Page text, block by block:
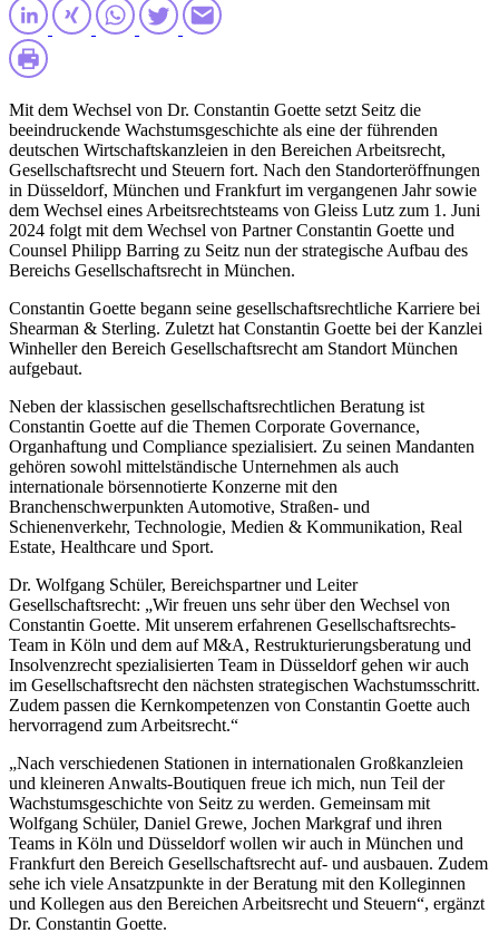
Mit dem Wechsel von Dr. Constantin Goette setzt Seitz die
beeindruckende Wachstumsgeschichte als eine der führenden
deutschen Wirtschaftskanzleien in den Bereichen Arbeitsrecht,
Gesellschaftsrecht und Steuern fort. Nach den Standorteröffnungen
in Düsseldorf, München und Frankfurt im vergangenen Jahr sowie
dem Wechsel eines Arbeitsrechtsteams von Gleiss Lutz zum 1. Juni
2024 folgt mit dem Wechsel von Partner Constantin Goette und
Counsel Philipp Barring zu Seitz nun der strategische Aufbau des
Bereichs Gesellschaftsrecht in München.
Constantin Goette begann seine gesellschaftsrechtliche Karriere bei
Shearman & Sterling. Zuletzt hat Constantin Goette bei der Kanzlei
Winheller den Bereich Gesellschaftsrecht am Standort München
aufgebaut.
Neben der klassischen gesellschaftsrechtlichen Beratung ist
Constantin Goette auf die Themen Corporate Governance,
Organhaftung und Compliance spezialisiert. Zu seinen Mandanten
gehören sowohl mittelständische Unternehmen als auch
internationale börsennotierte Konzerne mit den
Branchenschwerpunkten Automotive, Straßen- und
Schienenverkehr, Technologie, Medien & Kommunikation, Real
Estate, Healthcare und Sport.
Dr. Wolfgang Schüler, Bereichspartner und Leiter
Gesellschaftsrecht: „Wir freuen uns sehr über den Wechsel von
Constantin Goette. Mit unserem erfahrenen Gesellschaftsrechts-
Team in Köln und dem auf M&A, Restrukturierungsberatung und
Insolvenzrecht spezialisierten Team in Düsseldorf gehen wir auch
im Gesellschaftsrecht den nächsten strategischen Wachstumsschritt.
Zudem passen die Kernkompetenzen von Constantin Goette auch
hervorragend zum Arbeitsrecht.“
„Nach verschiedenen Stationen in internationalen Großkanzleien
und kleineren Anwalts-Boutiquen freue ich mich, nun Teil der
Wachstumsgeschichte von Seitz zu werden. Gemeinsam mit
Wolfgang Schüler, Daniel Grewe, Jochen Markgraf und ihren
Teams in Köln und Düsseldorf wollen wir auch in München und
Frankfurt den Bereich Gesellschaftsrecht auf- und ausbauen. Zudem
sehe ich viele Ansatzpunkte in der Beratung mit den Kolleginnen
und Kollegen aus den Bereichen Arbeitsrecht und Steuern“, ergänzt
Dr. Constantin Goette.